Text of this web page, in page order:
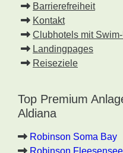
Barrierefreiheit
Kontakt
Clubhotels mit
Landingpages
Reiseziele
Top Premium
Aldiana
Robinson Soma Bay
Robinson Fleesensee